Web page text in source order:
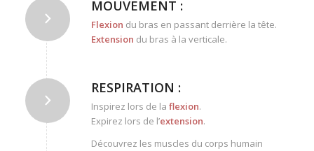
MOUVEMENT :
Flexion du bras en passant derrière la tête.
Extension du bras à la verticale.
RESPIRATION :
Inspirez lors de la flexion.
Expirez lors de l’extension.
Découvrez les muscles du corps humain